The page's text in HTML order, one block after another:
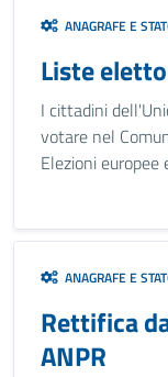
ANAGRAFE E
Liste
I cittadini
votare nel
Elezioni europee
ANAGRAFE E
Rettifica
ANPR